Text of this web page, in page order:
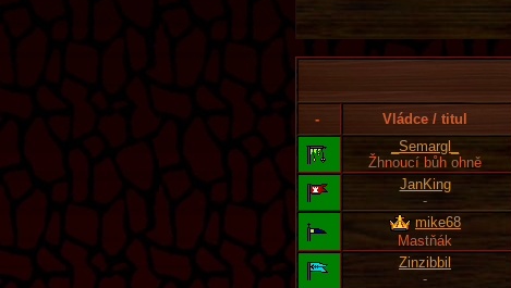
- Vládce / titul
_Semargl_
Žhnoucí bůh ohně
JanKing
-
mike68
Mastňák
Zinzibbil
-